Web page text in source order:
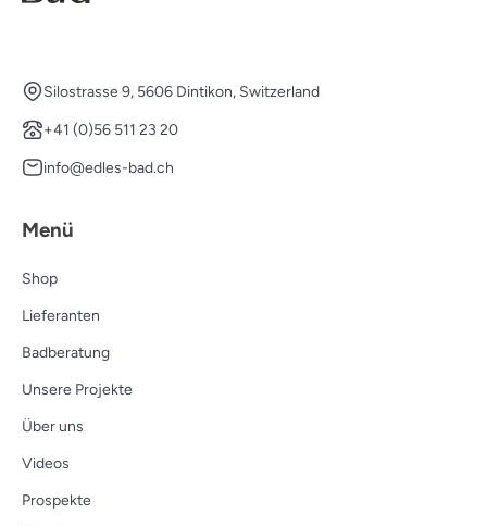
Silostrasse 9, 5606 Dintikon, Switzerland
+41 (0)56 511 23 20
info@edles-bad.ch
Menü
Shop
Lieferanten
Badberatung
Unsere Projekte
Über uns
Videos
Prospekte